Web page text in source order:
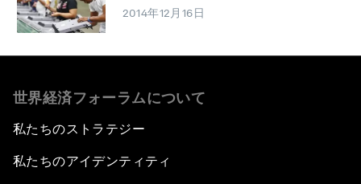
2014年12月16日
世界経済フォーラムについて
私たちのストラテジー
私たちのアイデンティティ